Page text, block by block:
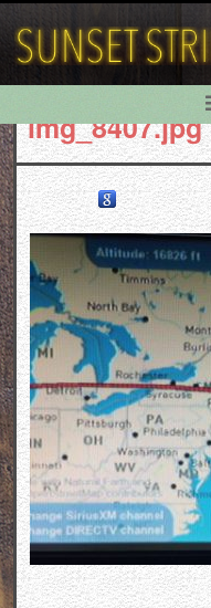
img_8407.jpg